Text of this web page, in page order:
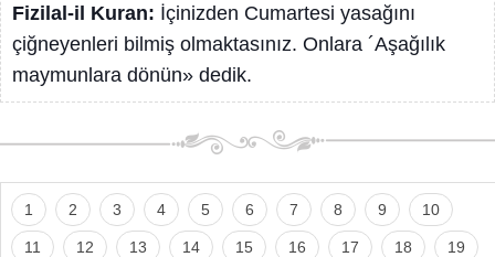
Fizilal-il Kuran: İçinizden Cumartesi yasağını
çiğneyenleri bilmiş olmaktasınız. Onlara ´Aşağılık
maymunlara dönün» dedik.
1 2 3 4 5 6 7 8 9 10
11 12 13 14 15 16 17 18 19